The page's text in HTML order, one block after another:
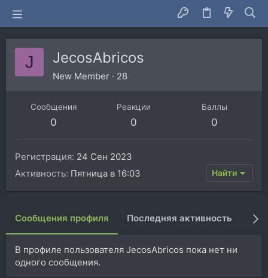
J JecosAbricos
New Member · 28
Сообщения
0
Реакции
0
Баллы
0
Регистрация 24 Сен 2023
Активность Пятница в 16:03 Найти
Сообщения профиля Последняя активность
В профиле пользователя JecosAbricos пока нет ни
одного сообщения.